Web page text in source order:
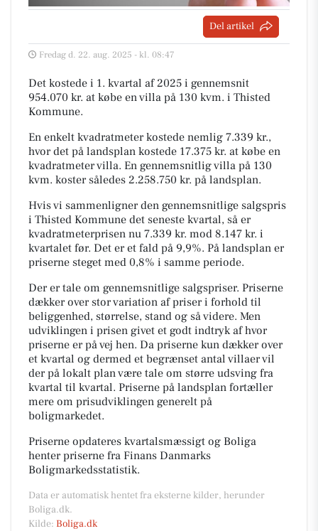
Del artikel
Fredag d. 22. aug. 2025 - kl. 08:47
Det kostede i 1. kvartal af 2025 i gennemsnit
954.070 kr. at købe en villa på 130 kvm. i Thisted
Kommune.
En enkelt kvadratmeter kostede nemlig 7.339 kr.,
hvor det på landsplan kostede 17.375 kr. at købe en
kvadratmeter villa. En gennemsnitlig villa på 130
kvm. koster således 2.258.750 kr. på landsplan.
Hvis vi sammenligner den gennemsnitlige salgspris
i Thisted Kommune det seneste kvartal, så er
kvadratmeterprisen nu 7.339 kr. mod 8.147 kr. i
kvartalet før. Det er et fald på 9,9%. På landsplan er
priserne steget med 0,8% i samme periode.
Der er tale om gennemsnitlige salgspriser. Priserne
dækker over stor variation af priser i forhold til
beliggenhed, størrelse, stand og så videre. Men
udviklingen i prisen givet et godt indtryk af hvor
priserne er på vej hen. Da priserne kun dækker over
et kvartal og dermed et begrænset antal villaer vil
der på lokalt plan være tale om større udsving fra
kvartal til kvartal. Priserne på landsplan fortæller
mere om prisudviklingen generelt på
boligmarkedet.
Priserne opdateres kvartalsmæssigt og Boliga
henter priserne fra Finans Danmarks
Boligmarkedsstatistik.
Data er automatisk hentet fra eksterne kilder, herunder
Boliga.dk.
Kilde: Boliga.dk